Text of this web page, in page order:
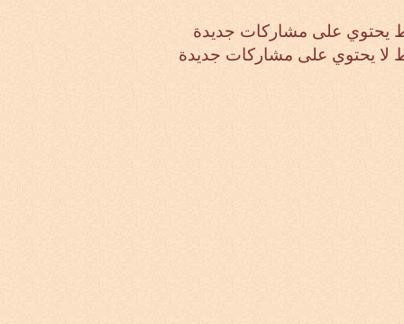
يحتوي على مشاركات جديدة
يحتوي على مشاركات جديدة